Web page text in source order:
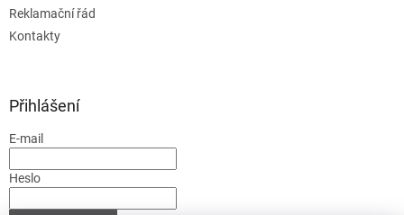
Reklamační řád
Kontakty
Přihlášení
E-mail
Heslo